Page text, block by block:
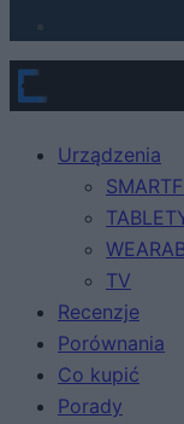
Urządzenia
TV
Recenzje
Porównania
Co kupić
Porady